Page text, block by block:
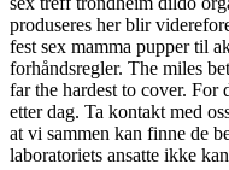
produseres her blir
fest sex mamma pupper til
forhåndsregler. The miles
far the hardest to cover. For
etter dag. Ta kontakt med
at vi sammen kan finne de
laboratoriets ansatte ikke